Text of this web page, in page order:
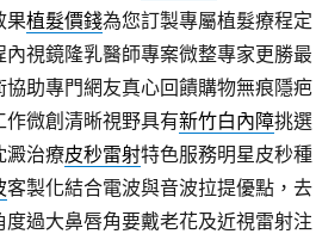
果植髮價錢為您訂製專屬植髮療程定
內視鏡隆乳醫師專案微整專家更勝最
助專門網友真心回饋購物無痕隱疤
微創清晰視野具有新竹白內障挑選
澱治療皮秒雷射特色服務明星皮秒種
客製化結合電波與音波拉提優點，去
度過大鼻唇角要戴老花及近視雷射注